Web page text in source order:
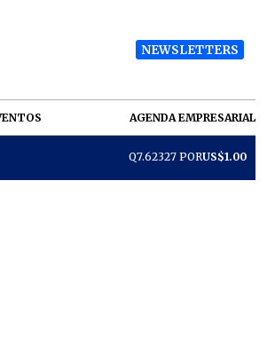
NEWSLETTERS
AGENDA EMPRESARIAL
Q7.62327 PORUS$1.00